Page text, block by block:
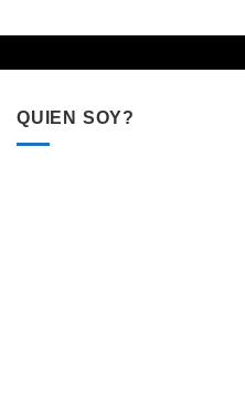
QUIEN SOY?